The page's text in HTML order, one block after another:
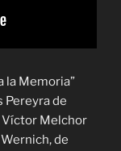
la Memoria”
de
Víctor Melchor
de